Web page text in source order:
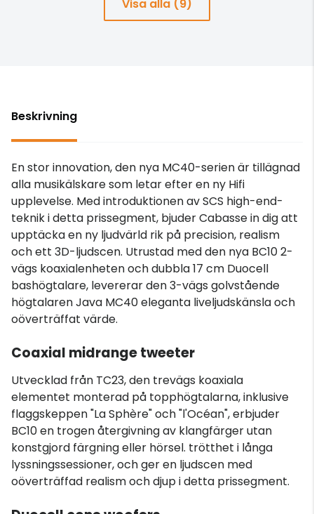
Visa alla (9)
Beskrivning
En stor innovation, den nya MC40-serien är tillägnad
alla musikälskare som letar efter en ny Hifi
upplevelse. Med introduktionen av SCS high-end-
teknik i detta prissegment, bjuder Cabasse in dig att
upptäcka en ny ljudvärld rik på precision, realism
och ett 3D-ljudscen. Utrustad med den nya BC10 2-
vägs koaxialenheten och dubbla 17 cm Duocell
bashögtalare, levererar den 3-vägs golvstående
högtalaren Java MC40 eleganta liveljudskänsla och
oöverträffat värde.
Coaxial midrange tweeter
Utvecklad från TC23, den trevägs koaxiala
elementet monterad på topphögtalarna, inklusive
flaggskeppen "La Sphère" och "l'Océan", erbjuder
BC10 en trogen återgivning av klangfärger utan
konstgjord färgning eller hörsel. trötthet i långa
lyssningssessioner, och ger en ljudscen med
oöverträffad realism och djup i detta prissegment.